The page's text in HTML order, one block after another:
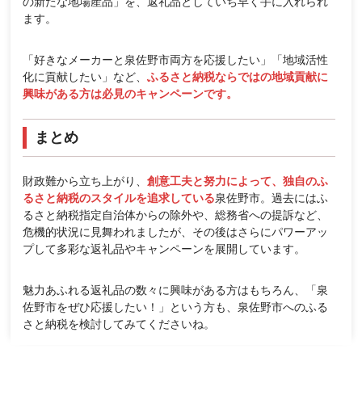
ます。
「好きなメーカーと泉佐野市両方を応援したい」「地域活性
化に貢献したい」など、ふるさと納税ならではの地域貢献に
興味がある方は必見のキャンペーンです。
まとめ
財政難から立ち上がり、創意工夫と努力によって、独自のふ
るさと納税のスタイルを追求している泉佐野市。過去にはふ
るさと納税指定自治体からの除外や、総務省への提訴など、
危機的状況に見舞われましたが、その後はさらにパワーアッ
プして多彩な返礼品やキャンペーンを展開しています。
魅力あふれる返礼品の数々に興味がある方はもちろん、「泉
佐野市をぜひ応援したい！」という方も、泉佐野市へのふる
さと納税を検討してみてくださいね。